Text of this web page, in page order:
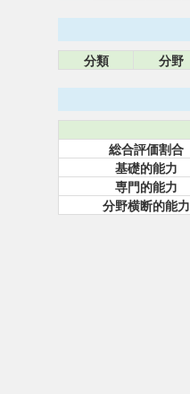
分類 分野
総合評価割合
基礎的能力
専門的能力
分野横断的能力